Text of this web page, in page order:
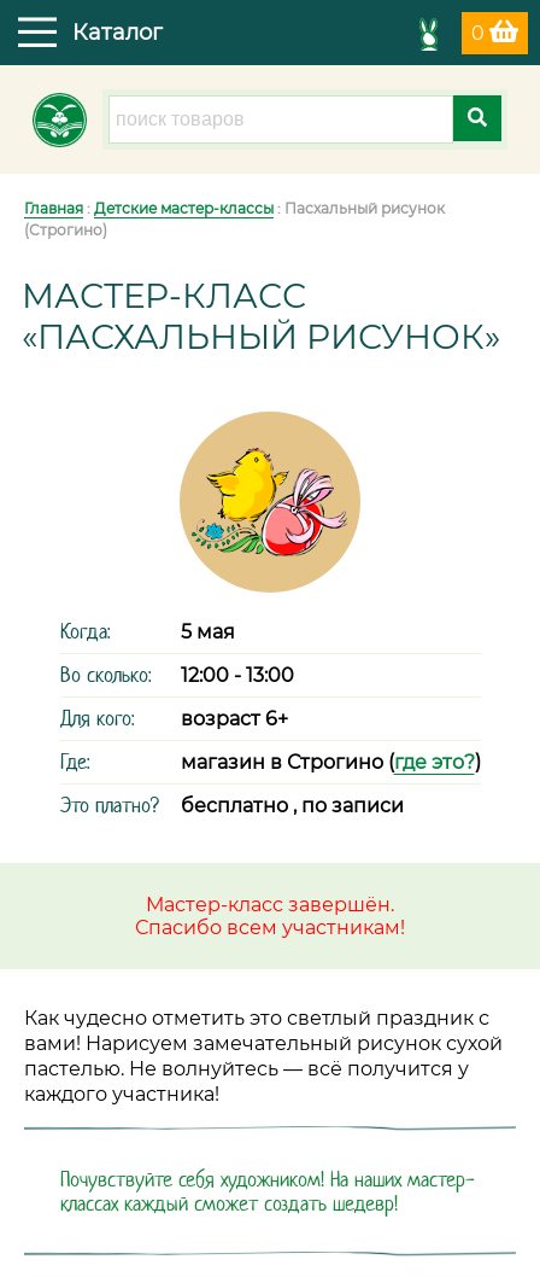
0
Каталог
Главная : Детские мастер-классы : Пасхальный рисунок
(Строгино)
МАСТЕР-КЛАСС
«ПАСХАЛЬНЫЙ РИСУНОК»
Когда: 5 мая
Во сколько: 12:00 - 13:00
Для кого: возраст 6+
Где: магазин в Строгино (где это?)
Это платно? бесплатно , по записи
Мастер-класс завершён.
Спасибо всем участникам!
Как чудесно отметить это светлый праздник с
вами! Нарисуем замечательный рисунок сухой
пастелью. Не волнуйтесь — всё получится у
каждого участника!
Почувствуйте себя художником! На наших мастер-
классах каждый сможет создать шедевр!